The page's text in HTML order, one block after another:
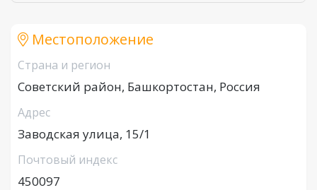
Местоположение
Страна и регион
Советский район, Башкортостан, Россия
Адрес
Заводская улица, 15/1
Почтовый индекс
450097